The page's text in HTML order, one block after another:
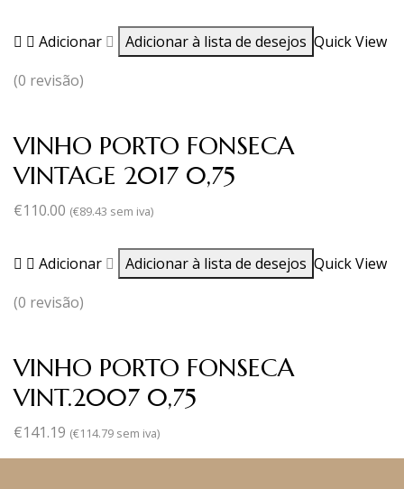
Adicionar Adicionar à lista de desejos Quick View
(0 revisão)
VINHO PORTO FONSECA
VINTAGE 2017 0,75
€110.00 (€89.43 sem iva)
Adicionar Adicionar à lista de desejos Quick View
(0 revisão)
VINHO PORTO FONSECA
VINT.2007 0,75
€141.19 (€114.79 sem iva)